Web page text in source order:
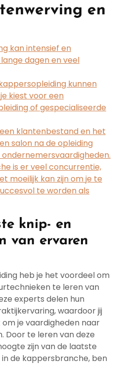
en
kan intensief en
dagen en veel
kunnen
kiest voor een
of gespecialiseerde
klantenbestand en het
salon na de opleiding
is er veel concurrentie,
moeilijk kan zijn om je te
te worden als
knip- en
van ervaren
heb je het voordeel om
te leren van
experts delen hun
waardoor jij
je vaardigheden naar
Door te leren van deze
zijn van de laatste
de kappersbranche, ben